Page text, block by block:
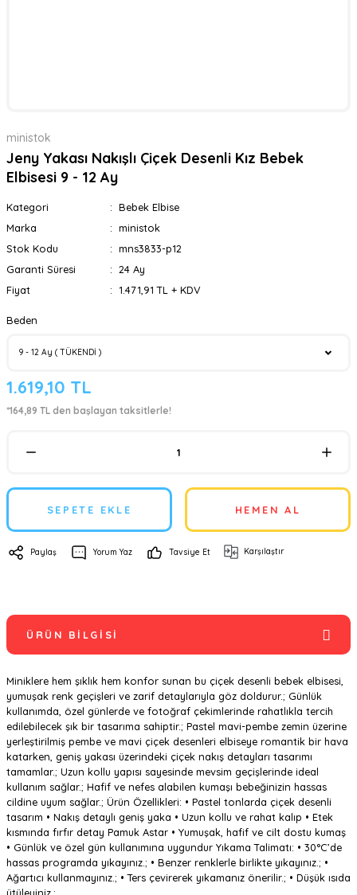
ministok
Jeny Yakası Nakışlı Çiçek Desenli Kız Bebek
Elbisesi 9 - 12 Ay
Kategori
Bebek Elbise
Marka
ministok
Stok Kodu
mns3833-p12
Garanti Süresi
24 Ay
Fiyat
1.471,91 TL + KDV
Beden
1.619,10 TL
*164,89 TL den başlayan taksitlerle!
SEPETE EKLE HEMEN AL
Paylaş Yorum Yaz Tavsiye Et Karşılaştır
ÜRÜN BILGISI
Miniklere hem şıklık hem konfor sunan bu çiçek desenli bebek elbisesi,
yumuşak renk geçişleri ve zarif detaylarıyla göz doldurur.; Günlük
kullanımda, özel günlerde ve fotoğraf çekimlerinde rahatlıkla tercih
edilebilecek şık bir tasarıma sahiptir.; Pastel mavi-pembe zemin üzerine
yerleştirilmiş pembe ve mavi çiçek desenleri elbiseye romantik bir hava
katarken, geniş yakası üzerindeki çiçek nakış detayları tasarımı
tamamlar.; Uzun kollu yapısı sayesinde mevsim geçişlerinde ideal
kullanım sağlar.; Hafif ve nefes alabilen kumaşı bebeğinizin hassas
cildine uyum sağlar.; Ürün Özellikleri: • Pastel tonlarda çiçek desenli
tasarım • Nakış detaylı geniş yaka • Uzun kollu ve rahat kalıp • Etek
kısmında fırfır detay Pamuk Astar • Yumuşak, hafif ve cilt dostu kumaş
• Günlük ve özel gün kullanımına uygundur Yıkama Talimatı: • 30°C’de
hassas programda yıkayınız.; • Benzer renklerle birlikte yıkayınız.; •
Ağartıcı kullanmayınız.; • Ters çevirerek yıkamanız önerilir.; • Düşük ısıda